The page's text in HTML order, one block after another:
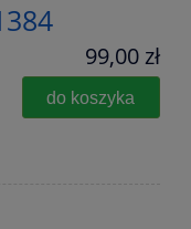
99,00 zł
do koszyka